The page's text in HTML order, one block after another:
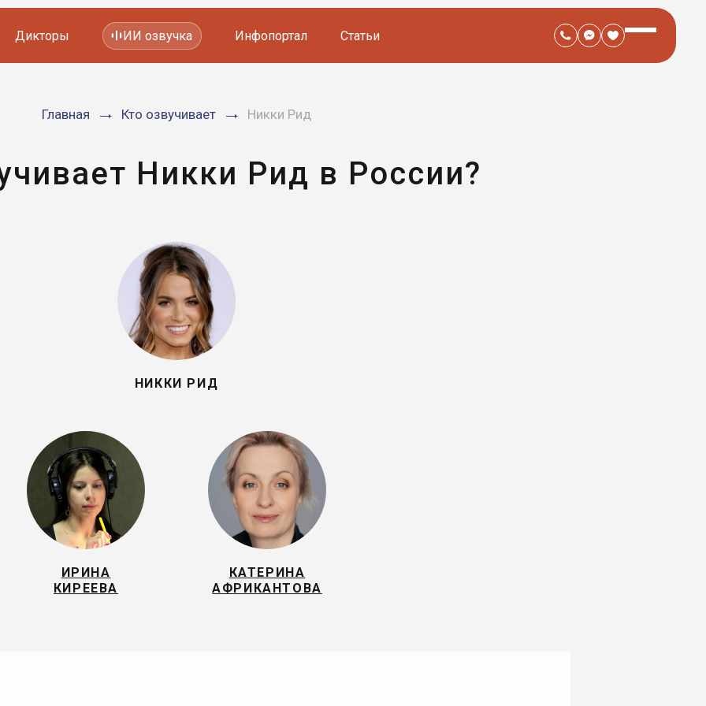
Мультфильмов
Дикторы ИИ озвучка Инфопортал Статьи
Главная Кто озвучивает Никки Рид
Никки Рид в России?
НИККИ РИД
ИРИНА
КИРЕЕВА
КАТЕРИНА
АФРИКАНТОВА